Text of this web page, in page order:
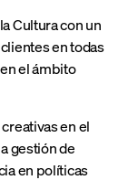
Cultura con un
en todas
el ámbito
en el
gestión de
en políticas